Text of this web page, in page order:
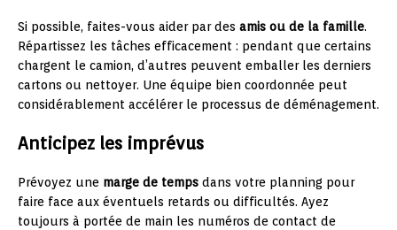
Si possible, faites-vous aider par des amis ou de la famille.
Répartissez les tâches efficacement : pendant que certains
chargent le camion, d’autres peuvent emballer les derniers
cartons ou nettoyer. Une équipe bien coordonnée peut
considérablement accélérer le processus de déménagement.
Anticipez les imprévus
Prévoyez une marge de temps dans votre planning pour
faire face aux éventuels retards ou difficultés. Ayez
toujours à portée de main les numéros de contact de